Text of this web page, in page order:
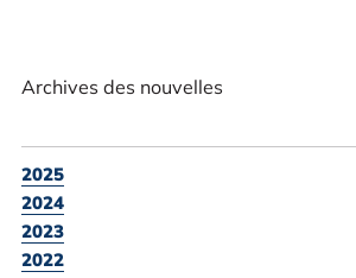
Archives des nouvelles
2025
2024
2023
2022